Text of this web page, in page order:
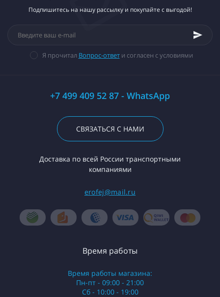
Подпишитесь на нашу рассылку и покупайте с выгодой!
Я прочитал Вопрос-ответи согласен с условиями
+7 499 409 52 87 - WhatsApp
СВЯЗАТЬСЯ С НАМИ
Доставка по всей России транспортными
компаниями
erofej@mail.ru
Время работы
Время работы магазина:
Пн-пт - 09:00 - 21:00
Сб - 10:00 - 19:00